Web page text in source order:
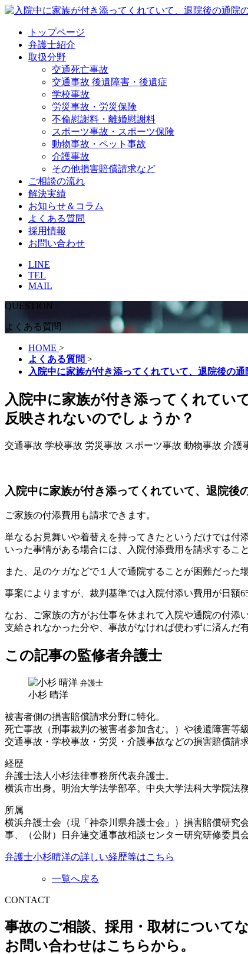
トップページ
弁護士紹介
取扱分野
交通死亡事故
交通事故 後遺障害・後遺症
学校事故
労災事故・労災保険
不倫慰謝料・離婚慰謝料
スポーツ事故・スポーツ保険
動物事故・ペット事故
介護事故
その他損害賠償請求など
ご相談の流れ
解決実績
お知らせ＆コラム
よくある質問
採用情報
お問い合わせ
LINE
TEL
MAIL
QUESTION
よくある質問
HOME >
よくある質問 >
入院中に家族が付き添ってくれていて、退院後の
入院中に家族が付き添ってくれてい
反映されないのでしょうか？
交通事故 学校事故 労災事故 スポーツ事故 動物事故 介護
入院中に家族が付き添ってくれていて、退院後
ご家族の付添費用も請求できます。
単なるお見舞いや着替えを持ってきたというだけでは付
いった事情がある場合には、入院付添費用を請求するこ
また、足のケガなどで１人で通院することが困難だった
事案によりますが、裁判基準では入院付添い費用が日額
なお、ご家族の方がお仕事を休まれて入院や通院の付
支給されなかった分や、事故がなければ使わずに済んだ
この記事の監修者弁護士
弁護士
小杉 晴洋
被害者側の損害賠償請求分野に特化。
死亡事故（刑事裁判の被害者参加含む。）や後遺障害等
交通事故・学校事故・労災・介護事故などの損害賠償請
経歴
弁護士法人小杉法律事務所代表弁護士。
横浜市出身。明治大学法学部卒。中央大学法科大学院法
所属
横浜弁護士会（現「神奈川県弁護士会」）損害賠償研究
事、（公財）日弁連交通事故相談センター研究研修委員
弁護士小杉晴洋の詳しい経歴等はこちら
一覧へ戻る
CONTACT
事故のご相談、採用・取材についてな
お問い合わせはこちらから。